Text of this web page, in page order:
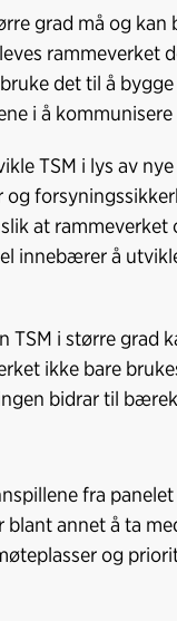
grad må og
rammeverket
det til å
i å
TSM i lys av
at
innebærer å
i større grad
ikke bare
bidrar til
fra
annet å ta
og